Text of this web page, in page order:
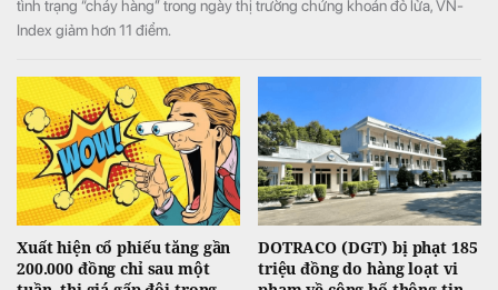
tình trạng “cháy hàng” trong ngày thị trường chứng khoán đỏ lửa, VN-
Index giảm hơn 11 điểm.
Xuất hiện cổ phiếu tăng gần
200.000 đồng chỉ sau một
DOTRACO (DGT) bị phạt 185
triệu đồng do hàng loạt vi